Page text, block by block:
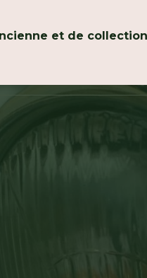
et de